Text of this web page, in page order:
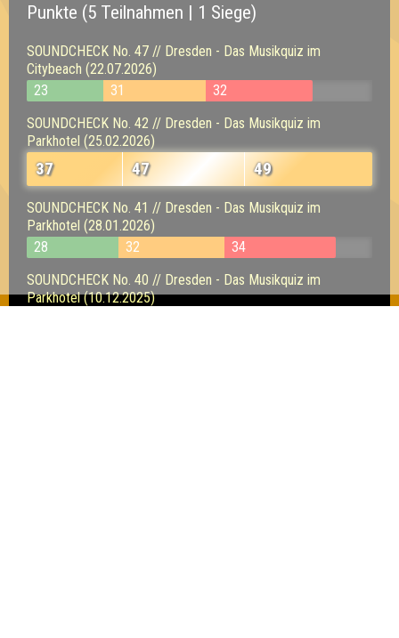
Punkte (5 Teilnahmen | 1 Siege)
SOUNDCHECK No. 47 // Dresden - Das Musikquiz im
Citybeach (22.07.2026)
23
31
32
SOUNDCHECK No. 42 // Dresden - Das Musikquiz im
Parkhotel (25.02.2026)
37 47 49
SOUNDCHECK No. 41 // Dresden - Das Musikquiz im
Parkhotel (28.01.2026)
28
32
34
SOUNDCHECK No. 40 // Dresden - Das Musikquiz im
Parkhotel (10.12.2025)